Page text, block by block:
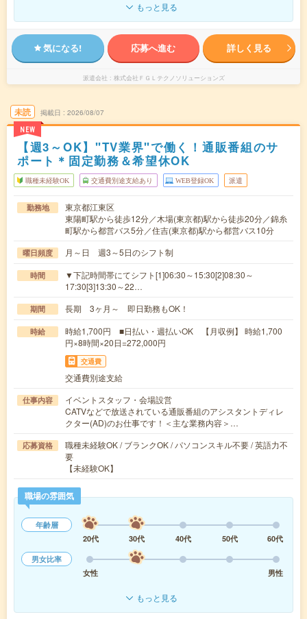
もっと見る
気になる! 応募へ進む 詳しく見る
派遣会社 株式会社ＦＧＬテクノソリューションズ
未読
NEW
掲載日 2026/08/07
【週3～OK】"TV業界"で働く！通販番組のサ
ポート＊固定勤務＆希望休OK
職種未経験OK 交通費別途支給あり WEB登録OK 派遣
勤務地
東京都江東区
東陽町駅から徒歩12分／木場(東京都)駅から徒歩20分／錦糸
町駅から都営バス5分／住吉(東京都)駅から都営バス10分
曜日頻度 月～日 週3～5日のシフト制
時間
▼下記時間帯にてシフト[1]06:30～15:30[2]08:30～
17:30[3]13:30～22…
期間 長期 3ヶ月～ 即日勤務もOK！
時給
時給1,700円 ■日払い・週払いOK 【月収例】 時給1,700
円×8時間×20日=272,000円
交通費
交通費別途支給
仕事内容
イベントスタッフ・会場設営
CATVなどで放送されている通販番組のアシスタントディレ
クター(AD)のお仕事です！＜主な業務内容＞…
応募資格
職種未経験OK / ブランクOK / パソコンスキル不要 / 英語力不
要
【未経験OK】
職場の雰囲気
年齢層
20代
30代 40代 50代
60代
男女比率
女性
男性
もっと見る